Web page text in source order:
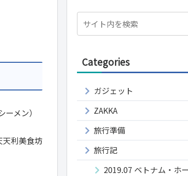
メン）
天利美食坊
Categories
ガジェット
ZAKKA
旅行準備
旅行記
2019.07 ベトナム・ホ